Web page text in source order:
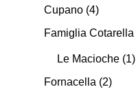
Cupano (4)
Famiglia Cotarella
Le Macioche (1)
Fornacella (2)